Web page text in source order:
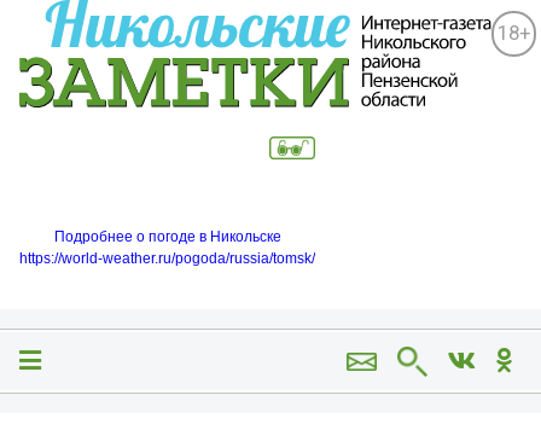
18+
Подробнее о погоде в Никольске
https://world-weather.ru/pogoda/russia/tomsk/